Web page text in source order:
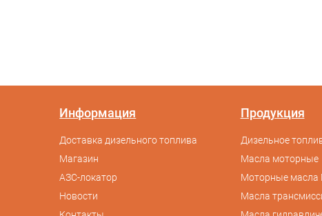
Информация
Доставка дизельного топлива
Магазин
АЗС-локатор
Новости
Продукция
Дизельное
Масла моторные
Моторные масла
Масла